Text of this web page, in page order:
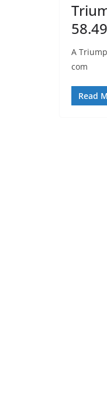
A
com
Read